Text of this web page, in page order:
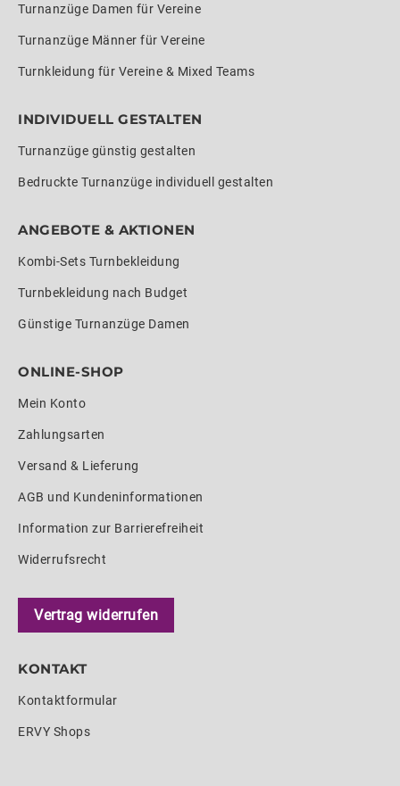
Turnanzüge Damen für Vereine
Turnanzüge Männer für Vereine
Turnkleidung für Vereine & Mixed Teams
INDIVIDUELL GESTALTEN
Turnanzüge günstig gestalten
Bedruckte Turnanzüge individuell gestalten
ANGEBOTE & AKTIONEN
Kombi-Sets Turnbekleidung
Turnbekleidung nach Budget
Günstige Turnanzüge Damen
ONLINE-SHOP
Mein Konto
Zahlungsarten
Versand & Lieferung
AGB und Kundeninformationen
Information zur Barrierefreiheit
Widerrufsrecht
Vertrag widerrufen
KONTAKT
Kontaktformular
ERVY Shops